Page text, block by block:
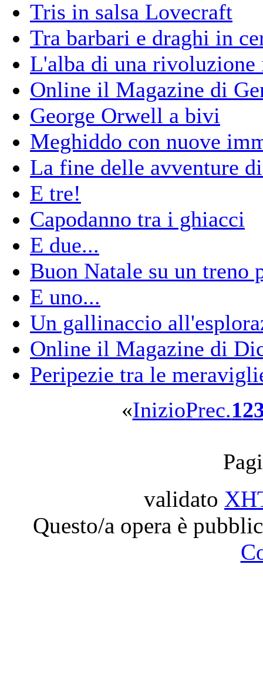
Tris in salsa Lovecraft
Tra barbari e draghi in
L'alba di una rivoluzione
Online il Magazine di
George Orwell a bivi
Meghiddo con nuove
La fine delle avventure
E tre!
Capodanno tra i ghiacci
E due...
Buon Natale su un treno
E uno...
Un gallinaccio
Online il Magazine di
Peripezie tra le
«InizioPrec.12
validato
Questo/a opera è